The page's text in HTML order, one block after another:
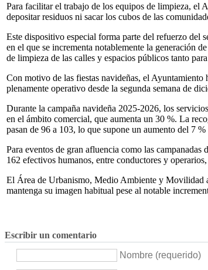
Para facilitar el trabajo de los equipos de limpieza, el
depositar residuos ni sacar los cubos de las
Este dispositivo especial forma parte del refuerzo del
en el que se incrementa notablemente la generación
de limpieza de las calles y espacios públicos tanto
Con motivo de las fiestas navideñas, el
plenamente operativo desde la segunda semana de
Durante la campaña navideña 2025-2026, los
en el ámbito comercial, que aumenta un 30 %. La
pasan de 96 a 103, lo que supone un aumento del 7
Para eventos de gran afluencia como las
162 efectivos humanos, entre conductores y
El Área de Urbanismo, Medio Ambiente y Movilidad
mantenga su imagen habitual pese al notable
Escribir un comentario
Nombre (requerido)